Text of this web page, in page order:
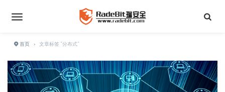
首页 › 文章标签 "分布式"